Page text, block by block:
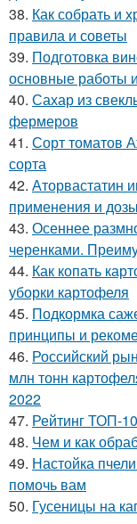
38. Как собрать и
правила и советы
39. Подготовка
основные работы
40. Сахар из
фермеров
41. Сорт томатов
сорта
42. Аторвастатин
применения и дозы
43. Осеннее
черенками.
44. Как копать
уборки картофеля
45. Подкормка
принципы и
46. Российский
млн тонн
2022
47. Рейтинг ТОП-
48. Чем и как
49. Настойка
помочь вам
50. Гусеницы на